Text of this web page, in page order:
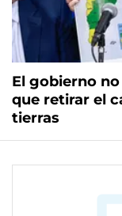
El gobierno
que retirar el
tierras